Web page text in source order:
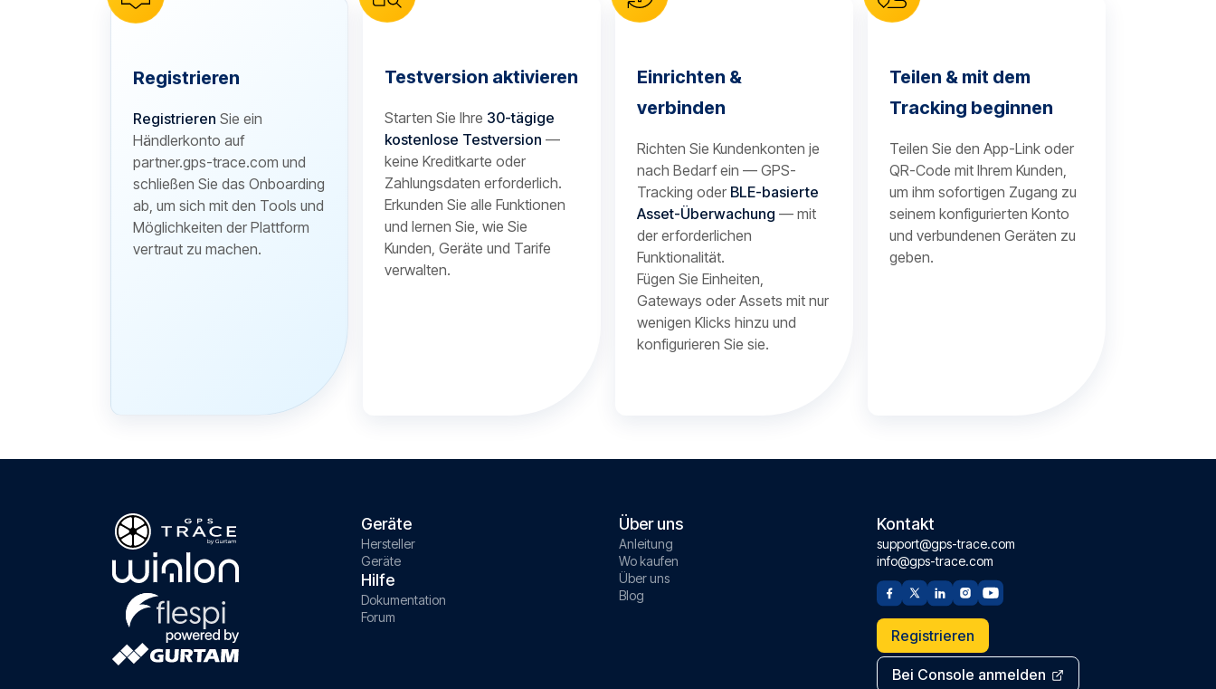
Registrieren
Registrieren Sie ein
Händlerkonto auf
partner.gps-trace.com und
schließen Sie das Onboarding
ab, um sich mit den Tools und
Möglichkeiten der Plattform
vertraut zu machen.
Testversion aktivieren
Starten Sie Ihre 30-tägige
kostenlose Testversion —
keine Kreditkarte oder
Zahlungsdaten erforderlich.
Erkunden Sie alle Funktionen
und lernen Sie, wie Sie
Kunden, Geräte und Tarife
verwalten.
Einrichten &
verbinden
Richten Sie Kundenkonten je
nach Bedarf ein — GPS-
Tracking oder BLE-basierte
Asset-Überwachung — mit
der erforderlichen
Funktionalität.
Fügen Sie Einheiten,
Gateways oder Assets mit nur
wenigen Klicks hinzu und
konfigurieren Sie sie.
Teilen & mit dem
Tracking beginnen
Teilen Sie den App-Link oder
QR-Code mit Ihrem Kunden,
um ihm sofortigen Zugang zu
seinem konfigurierten Konto
und verbundenen Geräten zu
geben.
Geräte
Hersteller
Geräte
Hilfe
Dokumentation
Forum
Über uns
Anleitung
Wo kaufen
Über uns
Blog
Kontakt
support@gps-trace.com
info@gps-trace.com
Registrieren
Bei Console anmelden